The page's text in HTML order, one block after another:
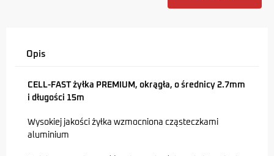
Opis
CELL-FAST żyłka PREMIUM, okrągła, o średnicy 2.7mm
i długości 15m
Wysokiej jakości żyłka wzmocniona cząsteczkami
aluminium